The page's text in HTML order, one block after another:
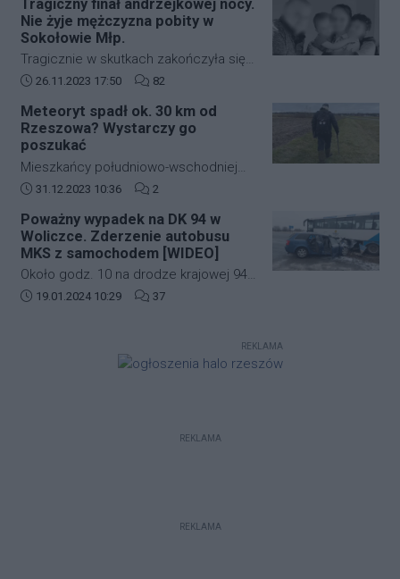
kardynała Karola Wojtyły na
rzeszowskim osiedlu Biała.
Tragiczny finał andrzejkowej nocy.
Nie żyje mężczyzna pobity w
Sokołowie Młp.
Tragicznie w skutkach zakończyła się
andrzejkowa noc w Sokołowie Młp. W
mężczyzna. Zmarł w drodze do
szpitala.
Data dodania artykułu:
26.11.2023 17:50 Liczba komentarzy artykułu:
82
Meteoryt spadł ok. 30 km od
Rzeszowa? Wystarczy go
poszukać
Mieszkańcy południowo-wschodniej
Polski kilkanaście dni temu mogli
Świadkowie zdarzenia twierdzą, że
najpierw usłyszeli głośny huk, a
następnie zobaczyli jasną kulę ognia,
która przeleciała przez niebo.
Data dodania artykułu:
31.12.2023 10:36 Liczba komentarzy artykułu:
2
Poważny wypadek na DK 94 w
Woliczce. Zderzenie autobusu
MKS z samochodem [WIDEO]
Około godz. 10 na drodze krajowej 94
w Woliczce w gminie Świlcza doszło
Data dodania artykułu:
19.01.2024 10:29 Liczba komentarzy artykułu:
37
REKLAMA
REKLAMA
REKLAMA